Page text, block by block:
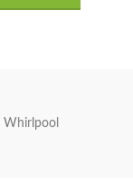
Whirlpool